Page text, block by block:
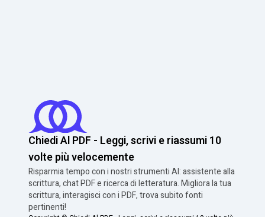
Chiedi Al PDF - Leggi, scrivi e riassumi 10
volte più velocemente
Risparmia tempo con i nostri strumenti AI: assistente alla
scrittura, chat PDF e ricerca di letteratura. Migliora la tua
scrittura, interagisci con i PDF, trova subito fonti
pertinenti!